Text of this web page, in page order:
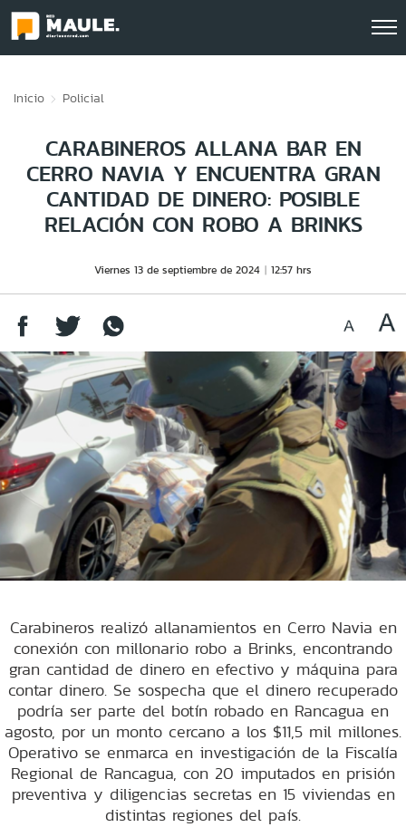
Inicio Policial
CARABINEROS ALLANA BAR EN
CERRO NAVIA Y ENCUENTRA GRAN
CANTIDAD DE DINERO: POSIBLE
RELACIÓN CON ROBO A BRINKS
Viernes 13 de septiembre de 2024 12:57 hrs
Carabineros realizó allanamientos en Cerro Navia en
conexión con millonario robo a Brinks, encontrando
gran cantidad de dinero en efectivo y máquina para
contar dinero. Se sospecha que el dinero recuperado
podría ser parte del botín robado en Rancagua en
agosto, por un monto cercano a los $11,5 mil millones.
Operativo se enmarca en investigación de la Fiscalía
Regional de Rancagua, con 20 imputados en prisión
preventiva y diligencias secretas en 15 viviendas en
distintas regiones del país.